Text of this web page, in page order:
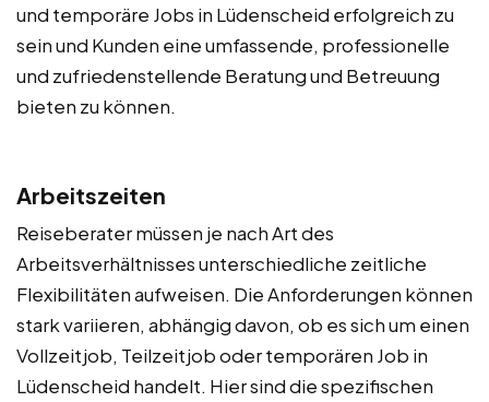
und temporäre Jobs in Lüdenscheid erfolgreich zu
sein und Kunden eine umfassende, professionelle
und zufriedenstellende Beratung und Betreuung
bieten zu können.
Arbeitszeiten
Reiseberater müssen je nach Art des
Arbeitsverhältnisses unterschiedliche zeitliche
Flexibilitäten aufweisen. Die Anforderungen können
stark variieren, abhängig davon, ob es sich um einen
Vollzeitjob, Teilzeitjob oder temporären Job in
Lüdenscheid handelt. Hier sind die spezifischen